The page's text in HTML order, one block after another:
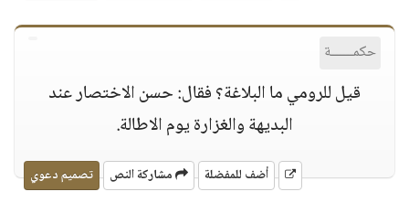
حكمــــــة
قيل للرومي ما البلاغة؟ فقال: حسن الاختصار عند
البديهة والغزارة يوم الاطالة.
أضف للمفضلة مشاركة النص تصميم دعوي